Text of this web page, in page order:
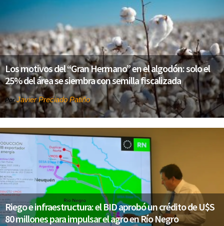
Los motivos del “Gran Hermano” en el algodón: solo el
25% del área se siembra con semilla fiscalizada
PorJavier Preciado Patiño
Riego e infraestructura: el BID aprobó un crédito de U$S
80 millones para impulsar el agro en Río Negro